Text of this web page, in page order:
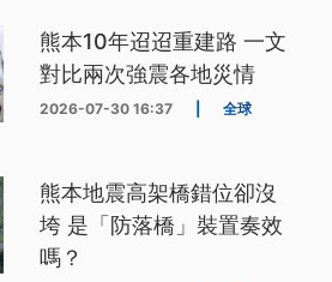
熊本10年迢迢重建路 一文
對比兩次強震各地災情
2026-07-30 16:37 全球
熊本地震高架橋錯位卻沒
垮 是「防落橋」裝置奏效
嗎？